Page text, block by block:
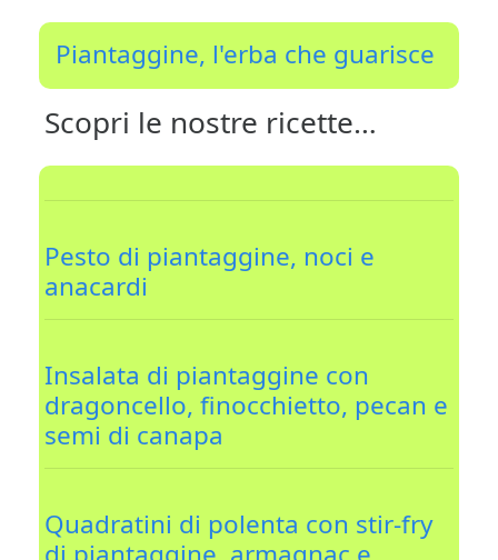
Piantaggine, l'erba che guarisce
Scopri le nostre ricette…
Pesto di piantaggine, noci e
anacardi
Insalata di piantaggine con
dragoncello, finocchietto, pecan e
semi di canapa
Quadratini di polenta con stir-fry